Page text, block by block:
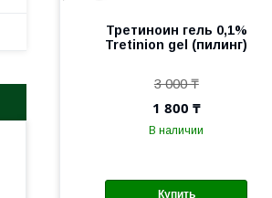
Третиноин гель 0,1%
Tretinion gel (пилинг)
3 000 ₸
1 800 ₸
В наличии
Купить